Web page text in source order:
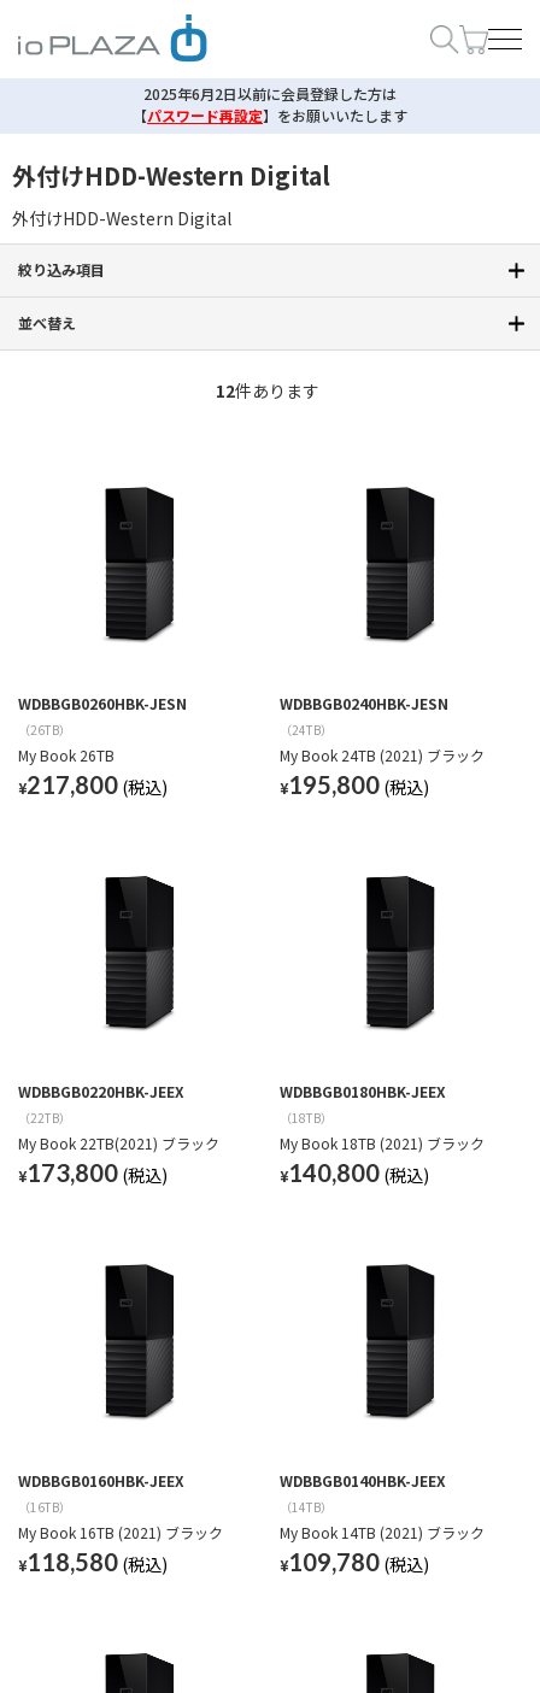
2025年6月2日以前に会員登録した方は
【パスワード再設定】 をお願いいたします
外付けHDD-Western Digital
外付けHDD-Western Digital
絞り込み項目
並べ替え
12件あります
WDBBGB0260HBK-JESN
（26TB）
My Book 26TB
¥217,800
WDBBGB0240HBK-JESN
（24TB）
My Book 24TB (2021) ブラック
¥195,800
WDBBGB0220HBK-JEEX
（22TB）
My Book 22TB(2021) ブラック
¥173,800
WDBBGB0180HBK-JEEX
（18TB）
My Book 18TB (2021) ブラック
¥140,800
WDBBGB0160HBK-JEEX
（16TB）
My Book 16TB (2021) ブラック
¥118,580
WDBBGB0140HBK-JEEX
（14TB）
My Book 14TB (2021) ブラック
¥109,780